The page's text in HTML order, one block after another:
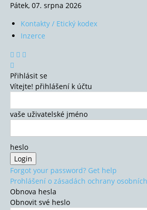
Pátek, 07. srpna 2026
Kontakty / Etický kodex
Inzerce
Přihlásit se
Vítejte! přihlášení k účtu
vaše uživatelské jméno
heslo
Forgot your password? Get help
Prohlášení o zásadách ochrany
Obnova hesla
Obnovit své heslo